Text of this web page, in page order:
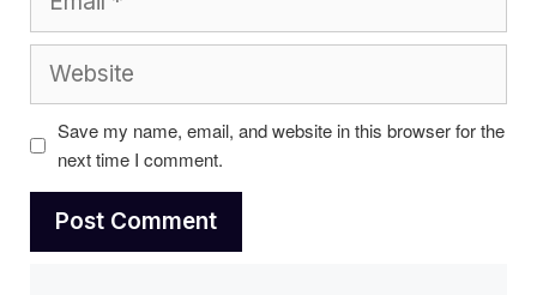
Save my name, email, and website in this browser for the
next time I comment.